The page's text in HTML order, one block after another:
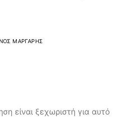
ΜΆΡΓΑΡΗΣ
είναι ξεχωριστή για αυτό